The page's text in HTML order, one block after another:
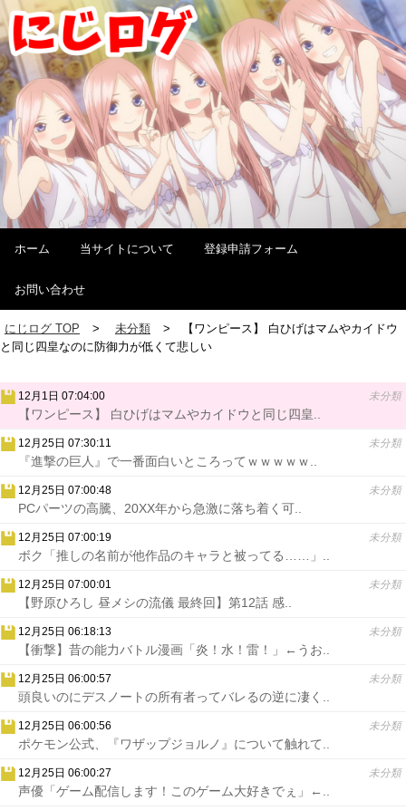
ホーム 当サイトについて 登録申請フォーム
お問い合わせ
にじログ TOP 未分類
【ワンピース】 白ひげはマムやカイドウ
と同じ四皇なのに防御力が低くて悲しい
12月1日 07:04:00 未分類
【ワンピース】 白ひげはマムやカイドウと同じ四皇..
12月25日 07:30:11 未分類
『進撃の巨人』で一番面白いところってｗｗｗｗｗ..
12月25日 07:00:48 未分類
PCパーツの高騰、20XX年から急激に落ち着く可..
12月25日 07:00:19 未分類
ボク「推しの名前が他作品のキャラと被ってる……」..
12月25日 07:00:01 未分類
【野原ひろし 昼メシの流儀 最終回】第12話 感..
12月25日 06:18:13 未分類
【衝撃】昔の能力バトル漫画「炎！水！雷！」←うお..
12月25日 06:00:57 未分類
頭良いのにデスノートの所有者ってバレるの逆に凄く..
12月25日 06:00:56 未分類
ポケモン公式、『ワザップジョルノ』について触れて..
12月25日 06:00:27 未分類
声優「ゲーム配信します！このゲーム大好きでぇ」←..